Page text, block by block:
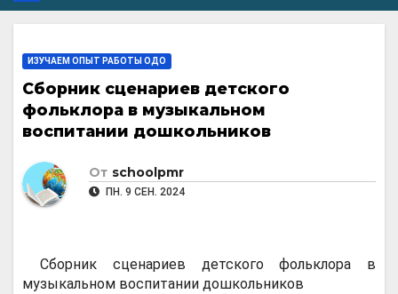
ИЗУЧАЕМ ОПЫТ РАБОТЫ ОДО
Сборник сценариев детского
фольклора в музыкальном
воспитании дошкольников
От schoolpmr
ПН. 9 СЕН. 2024
Сборник сценариев детского фольклора в
музыкальном воспитании дошкольников